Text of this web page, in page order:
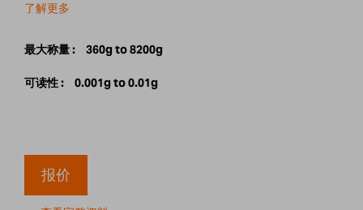
了解更多
最大称量 : 360g to 8200g
可读性 : 0.001g to 0.01g
报价